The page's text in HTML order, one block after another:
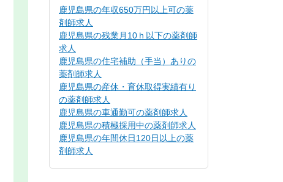
鹿児島県の年収650万円以上可の薬
剤師求人
鹿児島県の残業月10ｈ以下の薬剤師
求人
鹿児島県の住宅補助（手当）ありの
薬剤師求人
鹿児島県の産休・育休取得実績有り
の薬剤師求人
鹿児島県の車通勤可の薬剤師求人
鹿児島県の積極採用中の薬剤師求人
鹿児島県の年間休日120日以上の薬
剤師求人